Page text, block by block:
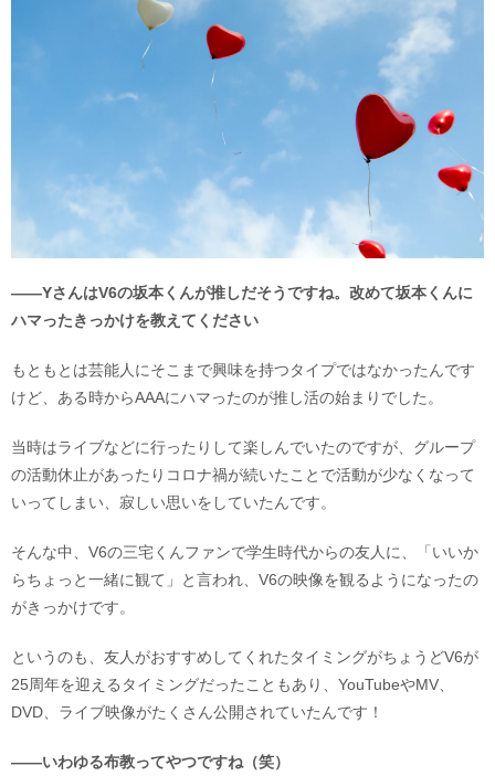
――YさんはV6の坂本くんが推しだそうですね。改めて坂本くんに
ハマったきっかけを教えてください
もともとは芸能人にそこまで興味を持つタイプではなかったんです
けど、ある時からAAAにハマったのが推し活の始まりでした。
当時はライブなどに行ったりして楽しんでいたのですが、グループ
の活動休止があったりコロナ禍が続いたことで活動が少なくなって
いってしまい、寂しい思いをしていたんです。
そんな中、V6の三宅くんファンで学生時代からの友人に、「いいか
らちょっと一緒に観て」と言われ、V6の映像を観るようになったの
がきっかけです。
というのも、友人がおすすめしてくれたタイミングがちょうどV6が
25周年を迎えるタイミングだったこともあり、YouTubeやMV、
DVD、ライブ映像がたくさん公開されていたんです！
――いわゆる布教ってやつですね（笑）